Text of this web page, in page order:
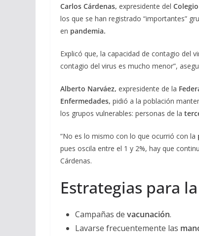
Carlos Cárdenas, expresidente del
los que se han registrado “importantes”
en pandemia.
Explicó que, la capacidad de contagio del
contagio del virus es mucho menor”,
Alberto Narváez, expresidente de la
Enfermedades, pidió a la población
los grupos vulnerables: personas de la
“No es lo mismo con lo que ocurrió con la
pues oscila entre el 1 y 2%, hay que
Cárdenas.
Estrategias para
Campañas de vacunación.
Lavarse frecuentemente las